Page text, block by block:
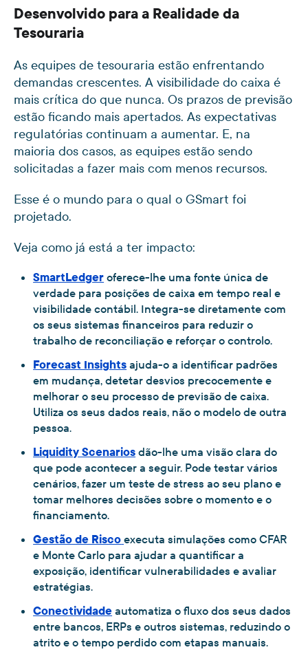
Desenvolvido para a Realidade da
Tesouraria
As equipes de tesouraria estão enfrentando
demandas crescentes. A visibilidade do caixa é
mais crítica do que nunca. Os prazos de previsão
estão ficando mais apertados. As expectativas
regulatórias continuam a aumentar. E, na
maioria dos casos, as equipes estão sendo
solicitadas a fazer mais com menos recursos.
Esse é o mundo para o qual o GSmart foi
projetado.
Veja como já está a ter impacto:
SmartLedger oferece-lhe uma fonte única de
verdade para posições de caixa em tempo real e
visibilidade contábil. Integra-se diretamente com
os seus sistemas financeiros para reduzir o
trabalho de reconciliação e reforçar o controlo.
Forecast Insights ajuda-o a identificar padrões
em mudança, detetar desvios precocemente e
melhorar o seu processo de previsão de caixa.
Utiliza os seus dados reais, não o modelo de outra
pessoa.
Liquidity Scenarios dão-lhe uma visão clara do
que pode acontecer a seguir. Pode testar vários
cenários, fazer um teste de stress ao seu plano e
tomar melhores decisões sobre o momento e o
financiamento.
Gestão de Risco executa simulações como CFAR
e Monte Carlo para ajudar a quantificar a
exposição, identificar vulnerabilidades e avaliar
estratégias.
Conectividade automatiza o fluxo dos seus dados
entre bancos, ERPs e outros sistemas, reduzindo o
atrito e o tempo perdido com etapas manuais.